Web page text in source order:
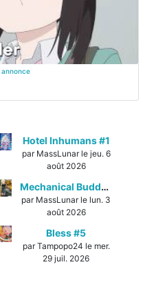
annonce
Hotel Inhumans #1
par MassLunar le jeu. 6
août 2026
Mechanical Buddy Universe #0
par MassLunar le lun. 3
août 2026
Bless #5
par Tampopo24 le mer.
29 juil. 2026